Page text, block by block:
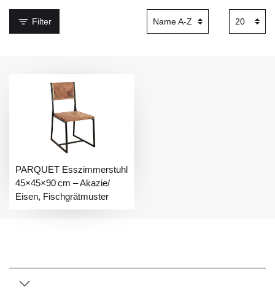
Filter
PARQUET Esszimmerstuhl
45×45×90 cm – Akazie/
Eisen, Fischgrätmuster